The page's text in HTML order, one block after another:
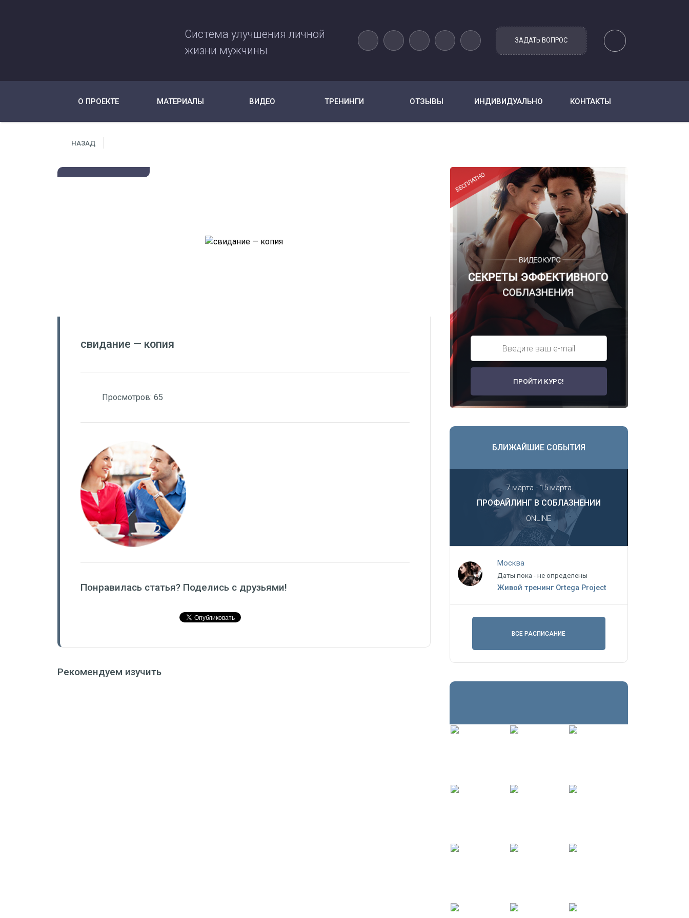
Система улучшения личной
жизни мужчины
О ПРОЕКТЕ МАТЕРИАЛЫ ВИДЕО ТРЕНИНГИ ОТЗЫВЫ ИНДИВИДУАЛЬНО КОНТАКТЫ
НАЗАД
свидание — копия
Просмотров: 65
Понравилась статья? Поделись с друзьями!
Рекомендуем изучить
БЛИЖАЙШИЕ СОБЫТИЯ
7 марта - 15 марта
ПРОФАЙЛИНГ В СОБЛАЗНЕНИИ
ONLINE
Москва
Даты пока - не определены
Живой тренинг Ortega Project
ВСЕ РАСПИСАНИЕ